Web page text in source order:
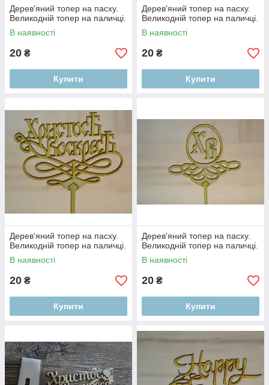
Дерев'яний топер на пасху.
Великодній топер на паличці.
В наявності
20 ₴
Купити
Дерев'яний топер на пасху.
Великодній топер на паличці.
В наявності
20 ₴
Купити
Дерев'яний топер на пасху.
Великодній топер на паличці.
В наявності
20 ₴
Купити
Дерев'яний топер на пасху.
Великодній топер на паличці.
В наявності
20 ₴
Купити